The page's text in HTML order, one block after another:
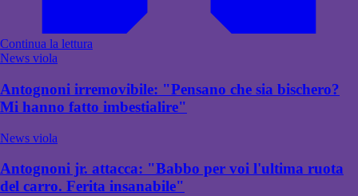
Continua la lettura
News viola
Antognoni irremovibile: "Pensano che sia bischero?
Mi hanno fatto imbestialire"
News viola
Antognoni jr. attacca: "Babbo per voi l'ultima ruota
del carro. Ferita insanabile"